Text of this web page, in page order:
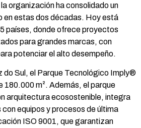
organización ha consolidado un
en estas dos décadas. Hoy está
países, donde ofrece proyectos
para grandes marcas, con
potenciar el alto desempeño.
do Sul, el Parque Tecnológico Imply®
180.000 m². Además, el parque
arquitectura ecosostenible, integra
equipos y procesos de última
ISO 9001, que garantizan